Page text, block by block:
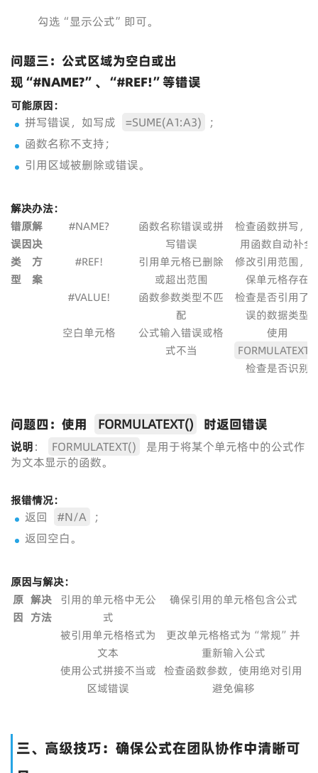
勾选“显示公式”即可。
问题三：公式区域为空白或出
现“#NAME?”、“#REF!”等错误
可能原因：
拼写错误，如写成 =SUME(A1:A3)
；
函数名称不支持；
引用区域被删除或错误。
解决办法：
错
误
类
型
原
因
解
决
方
案
#NAME?
函数名称错误或拼
写错误
检查函数拼写，
用函数自动补全
#REF!
引用单元格已删除
或超出范围
修改引用范围，
保单元格存在
#VALUE!
函数参数类型不匹
配
检查是否引用了
误的数据类型
空白单元格
公式输入错误或格
式不当
使用
FORMULATEXT()
检查是否识别
问题四：使用 FORMULATEXT() 时返回错误
说明： FORMULATEXT()
是用于将某个单元格中的公式作
为文本显示的函数。
报错情况：
返回 #N/A ；
返回空白。
原因与解决：
原
因
解决
方法
引用的单元格中无公
式
确保引用的单元格包含公式
被引用单元格格式为
文本
更改单元格格式为“常规”并
重新输入公式
使用公式拼接不当或
区域错误
检查函数参数，使用绝对引用
避免偏移
三、高级技巧：确保公式在团队协作中清晰可